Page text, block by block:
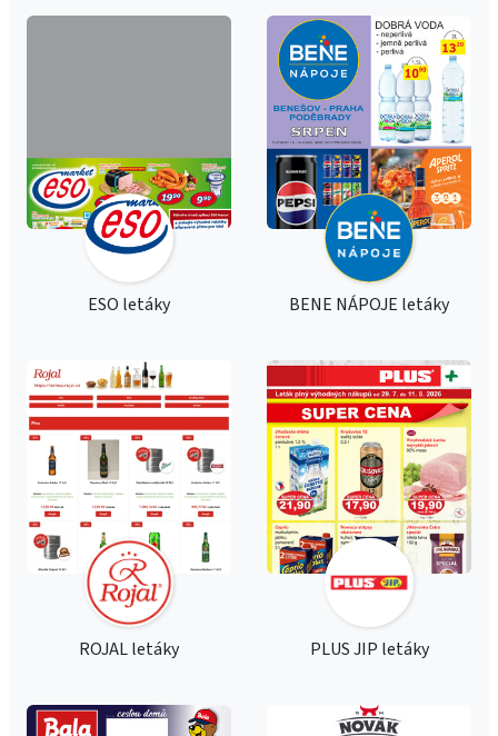
ESO letáky BENE NÁPOJE letáky
ROJAL letáky PLUS JIP letáky